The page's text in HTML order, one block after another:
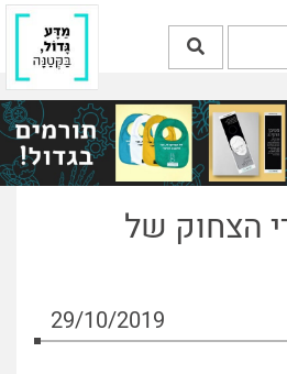
הצחוק של
29/10/2019